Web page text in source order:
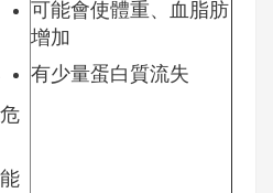
可能會使體重、血脂肪
增加
有少量蛋白質流失